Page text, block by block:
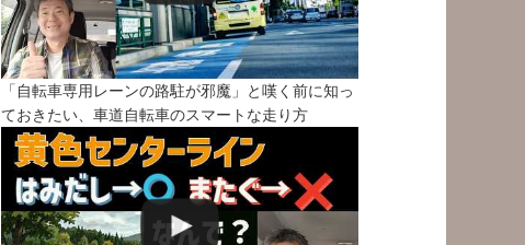
「自転車専用レーンの路駐が邪魔」と嘆く前に知っ
ておきたい、車道自転車のスマートな走り方